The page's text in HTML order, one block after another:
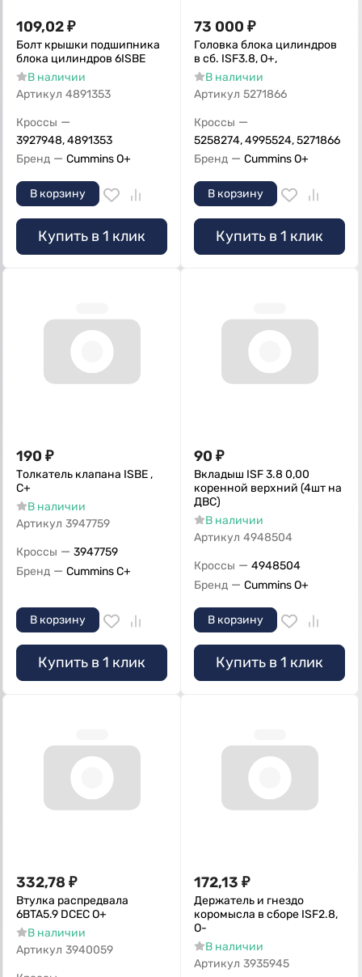
109,02₽
Болт крышки подшипника
блока цилиндров 6ISBE
В наличии
Артикул 4891353
Кроссы —
3927948, 4891353
Бренд — Cummins O+
В корзину
Купить в 1 клик
73 000 ₽
Головка блока цилиндров
в сб. ISF3.8, О+,
В наличии
Артикул 5271866
Кроссы —
5258274, 4995524, 5271866
Бренд — Cummins O+
В корзину
Купить в 1 клик
190 ₽
Толкатель клапана ISBE ,
С+
В наличии
Артикул 3947759
Кроссы — 3947759
Бренд — Cummins C+
В корзину
Купить в 1 клик
90 ₽
Вкладыш ISF 3.8 0,00
коренной верхний (4шт на
ДВС)
В наличии
Артикул 4948504
Кроссы — 4948504
Бренд — Cummins O+
В корзину
Купить в 1 клик
332,78 ₽
Втулка распредвала
6BTA5.9 DCEC О+
В наличии
Артикул 3940059
172,13 ₽
Держатель и гнездо
коромысла в сборе ISF2.8,
О-
В наличии
Артикул 3935945